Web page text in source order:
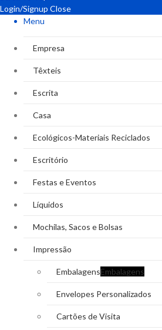
Login/Signup Close
Menu
Empresa
Têxteis
Escrita
Casa
Ecológicos-Materiais Reciclados
Escritório
Festas e Eventos
Líquidos
Mochilas, Sacos e Bolsas
Impressão
EmbalagensEmbalagens
Envelopes Personalizados
Cartões de Visita